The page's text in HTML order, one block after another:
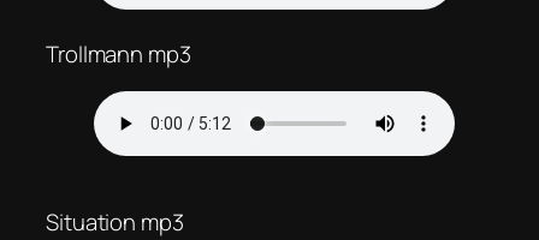
Trollmann mp3
Situation mp3